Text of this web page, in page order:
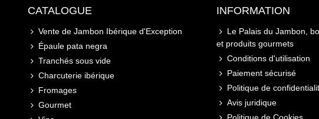
CATALOGUE
Vente de Jambon Ibérique d'Exception
Épaule pata negra
Tranchés sous vide
Charcuterie ibérique
Fromages
Gourmet
INFORMATION
Le Palais du Jambon,
et produits gourmets
Conditions d'utilisation
Paiement sécurisé
Politique de
Avis juridique